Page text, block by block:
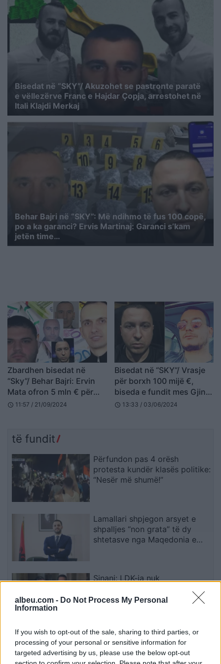
albeu.com - Do Not Process My Personal
Information
If you wish to opt-out of the sale, sharing to third parties, or
processing of your personal or sensitive information for
targeted advertising by us, please use the below opt-out
Bisedat në “SKY”/ Akuzohet se pastronte paratë
e vëllezërve Franc e Hajdar Çopja, arrestohet në
Itali Klajdi Merkaj
Behar Bajri në “SKY”: Më ndihmo të fus 100 copë,
po a ka garanci? Ervis Martinaj: Garanci s’kam
jetën time…
Zbardhen bisedat në
“Sky”/ Behar Bajri: Ervin
Mata ofron 5 mln € për
Eldi Dizdarin dhe ty, Ervis
schedule 11:57 / 21/09/2024
Bisedat në “SKY”/ Vrasje
për borxh 100 mijë €,
biseda e fundit mes Gjin
Ndoj e Martinajt 1 ditë
schedule 13:33 / 03/06/2024
të fundit
Përfundon pas 4 orësh
protesta kundër klasës politike:
“Nesër më shumë!”
Lamallari shpjegon arsyet e
shpalljes “non grata” të dy
shtetasve nga Maqedonia e
Sinani: LDK-ja nuk
marrëveshje të plotë
Dita e nëntë e protestës në
Divjakë, banorët djegin teserat
e PS-së dhe kundërshtojnë